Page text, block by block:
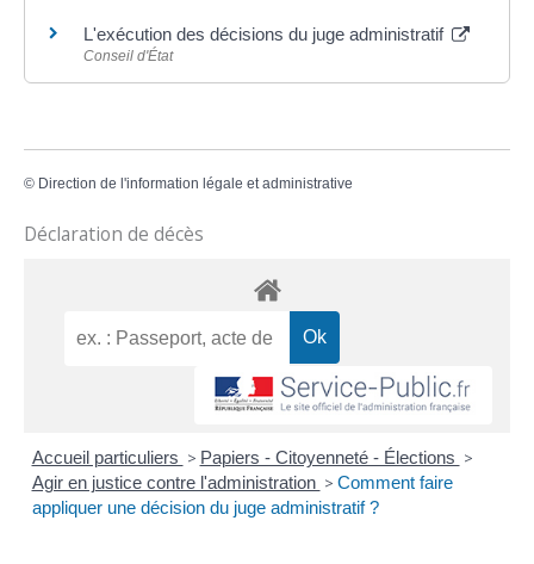
L'exécution des décisions du juge administratif
Conseil d'État
© Direction de l'information légale et administrative
Déclaration de décès
Accueil particuliers > Papiers - Citoyenneté - Élections >
Agir en justice contre l'administration > Comment faire
appliquer une décision du juge administratif ?